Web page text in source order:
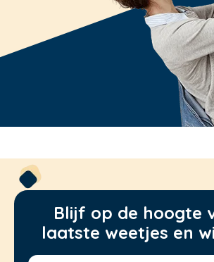
Blijf op de hoogte
laatste weetjes en